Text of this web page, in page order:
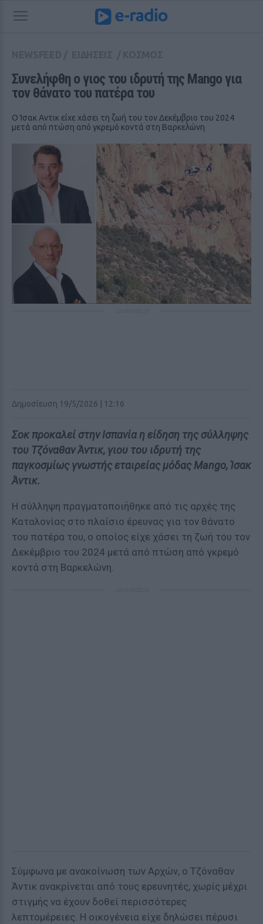
Συνελήφθη ο γιος του ιδρυτή της Mango για
τον θάνατο του πατέρα του
Ο Ίσακ Αντικ είχε χάσει τη ζωή του τον Δεκέμβριο του 2024
μετά από πτώση από γκρεμό κοντά στη Βαρκελώνη
Δημοσίευση 19/5/2026 | 12:16
Σοκ προκαλεί στην Ισπανία η είδηση της σύλληψης
του Τζόναθαν Άντικ, γιου του ιδρυτή της
παγκοσμίως γνωστής εταιρείας μόδας Mango, Ίσακ
Άντικ.
Η σύλληψη πραγματοποιήθηκε από τις αρχές της
Καταλονίας στο πλαίσιο έρευνας για τον θάνατο
του πατέρα του, ο οποίος είχε χάσει τη ζωή του τον
Δεκέμβριο του 2024 μετά από πτώση από γκρεμό
κοντά στη Βαρκελώνη.
Σύμφωνα με ανακοίνωση των Αρχών, ο Τζόναθαν
Άντικ ανακρίνεται από τους ερευνητές, χωρίς μέχρι
στιγμής να έχουν δοθεί περισσότερες
λεπτομέρειες. Η οικογένεια είχε δηλώσει πέρυσι